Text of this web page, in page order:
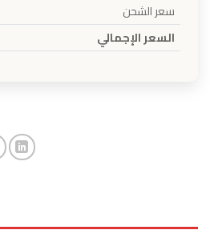
سعر الشحن
السعر الإجمالي